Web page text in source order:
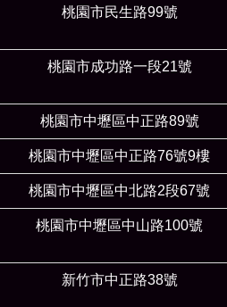
桃園市民生路99號
桃園市成功路一段21號
桃園市中壢區中正路89號
桃園市中壢區中正路76號9樓
桃園市中壢區中北路2段67號
桃園市中壢區中山路100號
新竹市中正路38號